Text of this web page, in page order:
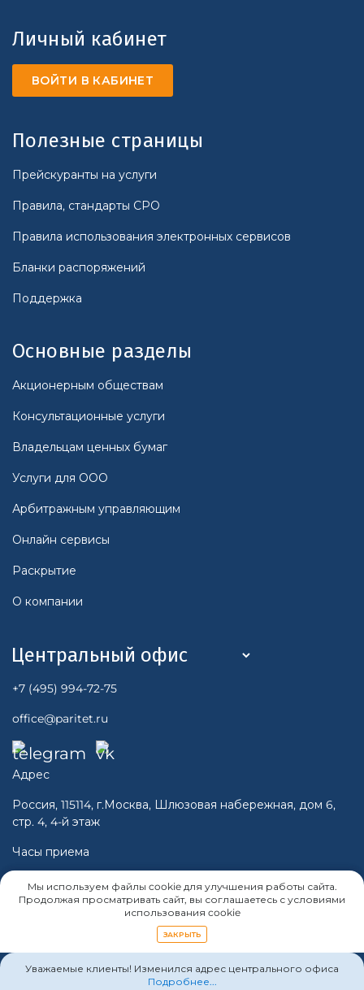
Мы используем файлы cookie для улучшения работы сайта.
Продолжая просматривать сайт, вы соглашаетесь с условиями
использования cookie
ЗАКРЫТЬ
Уважаемые клиенты! Изменился адрес центрального офиса
Подробнее...
Личный кабинет
ВОЙТИ В КАБИНЕТ
Полезные страницы
Прейскуранты на услуги
Правила, стандарты СРО
Правила использования электронных сервисов
Бланки распоряжений
Поддержка
Основные разделы
Акционерным обществам
Консультационные услуги
Владельцам ценных бумаг
Услуги для ООО
Арбитражным управляющим
Онлайн сервисы
Раскрытие
О компании
+7 (495) 994-72-75
office@paritet.ru
Адрес
Россия, 115114, г.Москва, Шлюзовая набережная, дом 6,
стр. 4, 4-й этаж
Часы приема
Пн-Чт 10:00 - 16:00
Пт 10:00 -15:00